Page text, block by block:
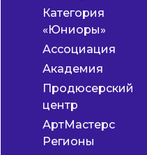
Ассоциация
Академия
Продюсерский
центр
АртМастерс
Регионы
Категория
«Юниоры»